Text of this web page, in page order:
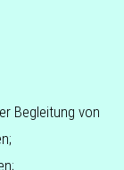
Beglei­tung von